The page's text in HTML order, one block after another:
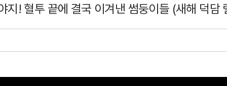
지! 혈투 끝에 결국 이겨낸 썸둥이들 (새해 덕담